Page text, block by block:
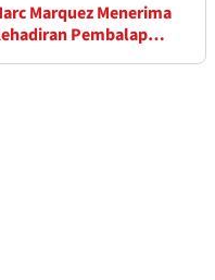
Marquez Menerima
Pembalap
di MotoGP